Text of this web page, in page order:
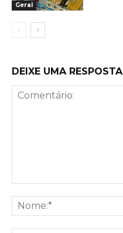
Geral
DEIXE UMA RESPOSTA